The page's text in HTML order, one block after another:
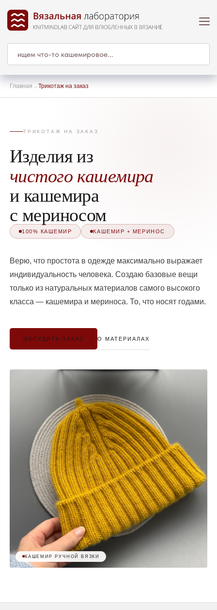
Главная → Трикотаж на заказ
ТРИКОТАЖ НА ЗАКАЗ
Изделия из
чистого кашемира
и кашемира
с мериносом
100% КАШЕМИР КАШЕМИР + МЕРИНОС
Верю, что простота в одежде максимально выражает
индивидуальность человека. Создаю базовые вещи
только из натуральных материалов самого высокого
класса — кашемира и мериноса. То, что носят годами.
ОБСУДИТЬ ЗАКАЗ О МАТЕРИАЛАХ
КАШЕМИР РУЧНОЙ ВЯЗКИ